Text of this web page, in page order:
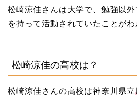
松崎涼佳さんは大学で、勉強以
を持って活動されていたことがわ
松崎涼佳の高校は？
松崎涼佳さんの高校は神奈川県立